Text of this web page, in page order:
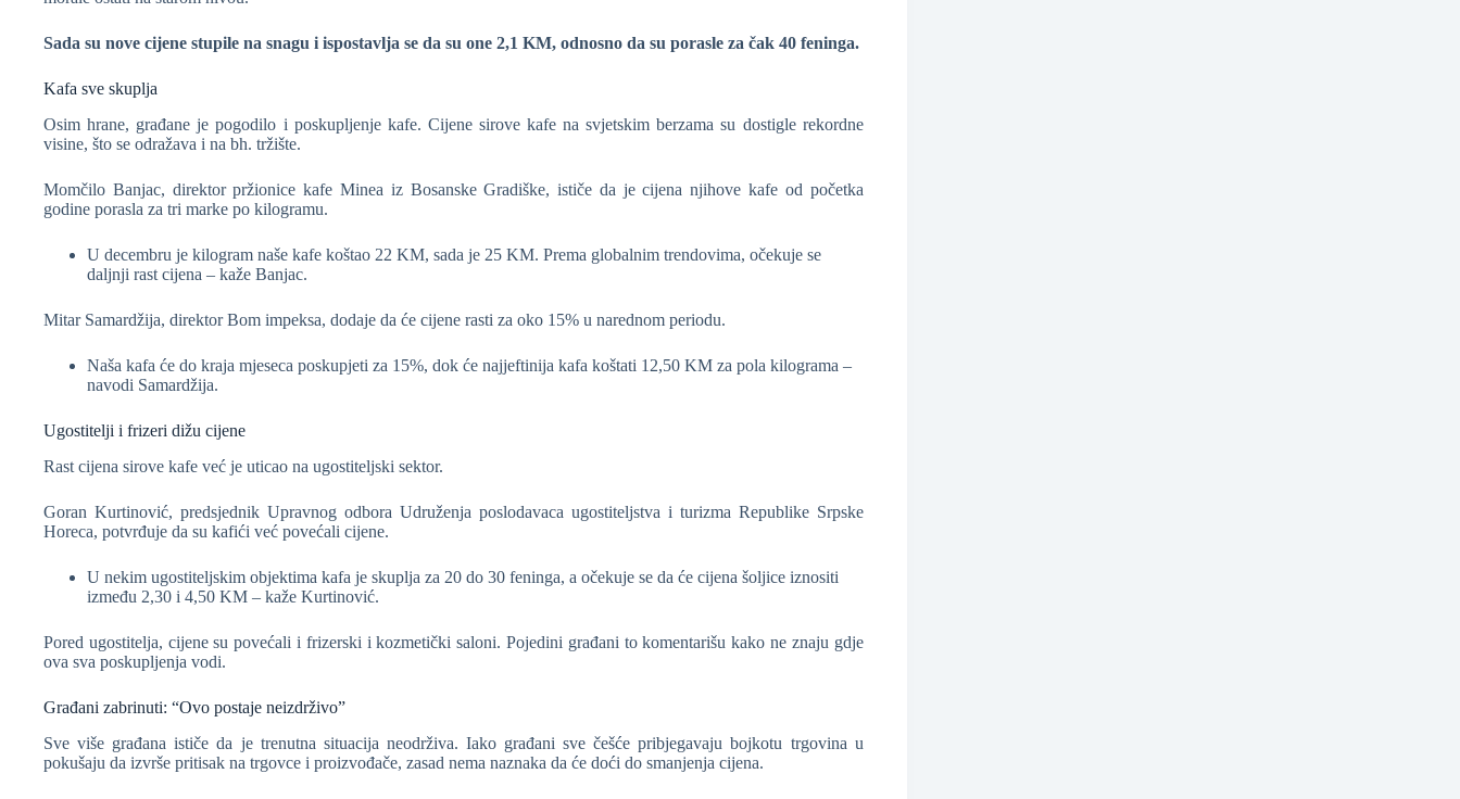
Sada su nove cijene stupile na snagu i ispostavlja se da su one 2,1 KM, odnosno da su porasle za čak 40 feninga.
Kafa sve skuplja
Osim hrane, građane je pogodilo i poskupljenje kafe. Cijene sirove kafe na svjetskim berzama su dostigle rekordne
visine, što se odražava i na bh. tržište.
Momčilo Banjac, direktor pržionice kafe Minea iz Bosanske Gradiške, ističe da je cijena njihove kafe od početka
godine porasla za tri marke po kilogramu.
U decembru je kilogram naše kafe koštao 22 KM, sada je 25 KM. Prema globalnim trendovima, očekuje se
daljnji rast cijena – kaže Banjac.
Mitar Samardžija, direktor Bom impeksa, dodaje da će cijene rasti za oko 15% u narednom periodu.
Naša kafa će do kraja mjeseca poskupjeti za 15%, dok će najjeftinija kafa koštati 12,50 KM za pola kilograma –
navodi Samardžija.
Ugostitelji i frizeri dižu cijene
Rast cijena sirove kafe već je uticao na ugostiteljski sektor.
Goran Kurtinović, predsjednik Upravnog odbora Udruženja poslodavaca ugostiteljstva i turizma Republike Srpske
Horeca, potvrđuje da su kafići već povećali cijene.
U nekim ugostiteljskim objektima kafa je skuplja za 20 do 30 feninga, a očekuje se da će cijena šoljice iznositi
između 2,30 i 4,50 KM – kaže Kurtinović.
Pored ugostitelja, cijene su povećali i frizerski i kozmetički saloni. Pojedini građani to komentarišu kako ne znaju gdje
ova sva poskupljenja vodi.
Građani zabrinuti: “Ovo postaje neizdrživo”
Sve više građana ističe da je trenutna situacija neodrživa. Iako građani sve češće pribjegavaju bojkotu trgovina u
pokušaju da izvrše pritisak na trgovce i proizvođače, zasad nema naznaka da će doći do smanjenja cijena.